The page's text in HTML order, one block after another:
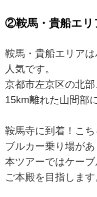
②鞍馬・貴船エリ
鞍馬・貴船エリア
人気です。
京都市左京区の北
15km離れた山間部
鞍馬寺に到着！こ
ブルカー乗り場があ
本ツアーではケー
ご本殿を目指します